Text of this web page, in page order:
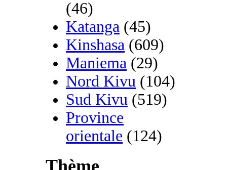
(46)
Katanga (45)
Kinshasa (609)
Maniema (29)
Nord Kivu (104)
Sud Kivu (519)
Province
orientale (124)